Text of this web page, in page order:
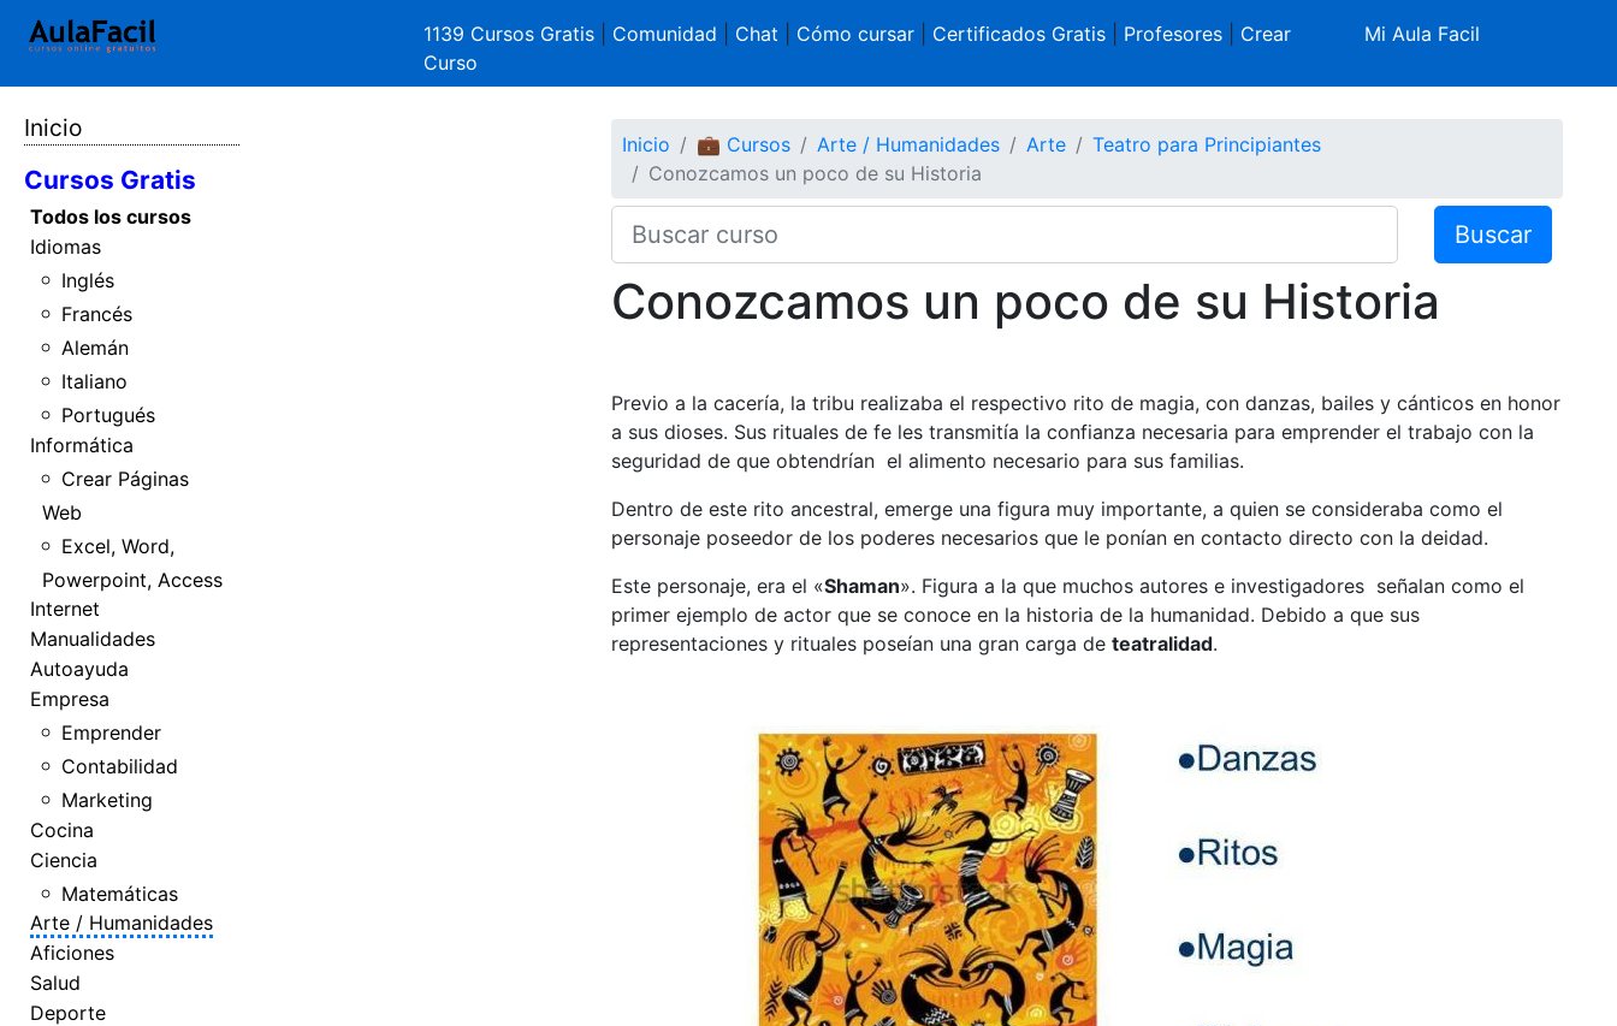
1139 Cursos Gratis Comunidad Chat Cómo cursar| Certificados Gratis| Profesores| Crear
Curso
Mi Aula Facil
Inicio
Cursos Gratis
Todos los cursos
Idiomas
Inglés
Francés
Alemán
Italiano
Portugués
Informática
Crear Páginas
Web
Excel, Word,
Powerpoint, Access
Internet
Manualidades
Autoayuda
Empresa
Emprender
Contabilidad
Marketing
Cocina
Ciencia
Matemáticas
Arte / Humanidades
Aficiones
Salud
Deporte
Inicio 💼 Cursos Arte / Humanidades Arte
Teatro para Principiantes
Conozcamos un poco de su Historia
Buscar
Conozcamos un poco de su Historia
Previo a la cacería, la tribu realizaba el respectivo rito de magia, con danzas, bailes y cánticos en honor
a sus dioses. Sus rituales de fe les transmitía la confianza necesaria para emprender el trabajo con la
seguridad de que obtendrían el alimento necesario para sus familias.
Dentro de este rito ancestral, emerge una figura muy importante, a quien se consideraba como el
personaje poseedor de los poderes necesarios que le ponían en contacto directo con la deidad.
Este personaje, era el «Shaman». Figura a la que muchos autores e investigadores señalan como el
primer ejemplo de actor que se conoce en la historia de la humanidad. Debido a que sus
representaciones y rituales poseían una gran carga de teatralidad.